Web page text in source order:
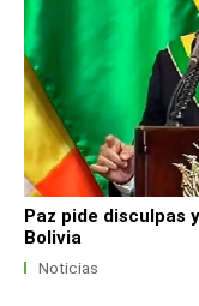
Paz pide disculpas
Bolivia
Noticias